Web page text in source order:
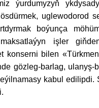
ýurdumyzyň
uglewodorod
boýunça
işler
konserni bilen
gözleg-barlag,
kabul